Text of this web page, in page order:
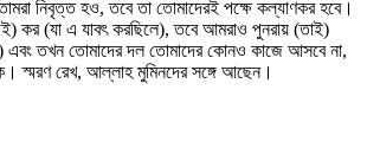
নিবৃত্ত হও, তবে তা তোমাদেরই পক্ষে কল্যাণকর হবে।
কর (যা এ যাবৎ করছিলে), তবে আমরাও পুনরায় (তাই)
এবং তখন তোমাদের দল তোমাদের কোনও কাজে আসবে না,
স্মরণ রেখ, আল্লাহ মুমিনদের সঙ্গে আছেন।